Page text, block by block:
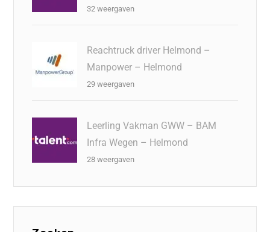
32 weergaven
Reachtruck driver Helmond –
Manpower – Helmond
29 weergaven
Leerling Vakman GWW – BAM
Infra Wegen – Helmond
28 weergaven